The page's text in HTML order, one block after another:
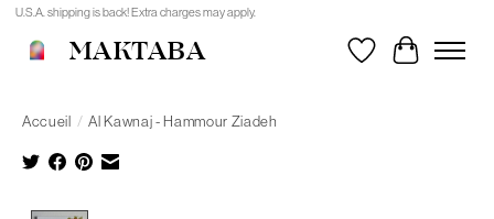
U.S.A. shipping is back! Extra charges may apply.
MAKTABA Liste de souhaits
Panier
Accueil / Al Kawnaj - Hammour Ziadeh